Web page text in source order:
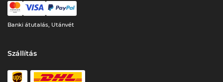
Banki átutalás, Utánvét
Szállítás